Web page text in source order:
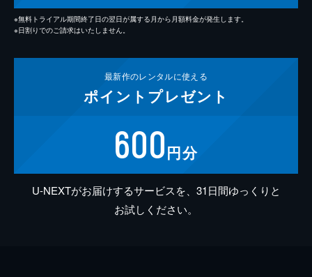
※無料トライアル期間終了日の翌日が属する月から月額料金が発生します。
※日割りでのご請求はいたしません。
最新作のレンタルに使える
ポイント プレゼント
600円分
U-NEXTがお届けするサービスを、31日間ゆっくりと
お試しください。